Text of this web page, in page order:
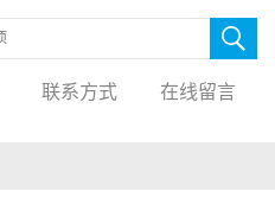
联系方式 在线留言